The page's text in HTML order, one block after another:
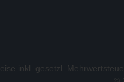
inkl. gesetzl.